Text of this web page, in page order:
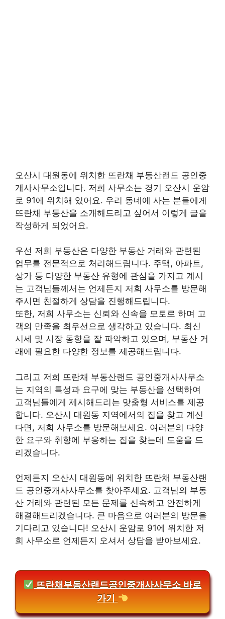
오산시 대원동에 위치한 뜨란채 부동산랜드 공인중
개사사무소입니다. 저희 사무소는 경기 오산시 운암
로 91에 위치해 있어요. 우리 동네에 사는 분들에게
뜨란채 부동산을 소개해드리고 싶어서 이렇게 글을
작성하게 되었어요.
우선 저희 부동산은 다양한 부동산 거래와 관련된
업무를 전문적으로 처리해드립니다. 주택, 아파트,
상가 등 다양한 부동산 유형에 관심을 가지고 계시
는 고객님들께서는 언제든지 저희 사무소를 방문해
주시면 친절하게 상담을 진행해드립니다.
또한, 저희 사무소는 신뢰와 신속을 모토로 하며 고
객의 만족을 최우선으로 생각하고 있습니다. 최신
시세 및 시장 동향을 잘 파악하고 있으며, 부동산 거
래에 필요한 다양한 정보를 제공해드립니다.
그리고 저희 뜨란채 부동산랜드 공인중개사사무소
는 지역의 특성과 요구에 맞는 부동산을 선택하여
고객님들에게 제시해드리는 맞춤형 서비스를 제공
합니다. 오산시 대원동 지역에서의 집을 찾고 계신
다면, 저희 사무소를 방문해보세요. 여러분의 다양
한 요구와 취향에 부응하는 집을 찾는데 도움을 드
리겠습니다.
언제든지 오산시 대원동에 위치한 뜨란채 부동산랜
드 공인중개사사무소를 찾아주세요. 고객님의 부동
산 거래와 관련된 모든 문제를 신속하고 안전하게
해결해드리겠습니다. 큰 마음으로 여러분의 방문을
기다리고 있습니다! 오산시 운암로 91에 위치한 저
희 사무소로 언제든지 오셔서 상담을 받아보세요.
뜨란채부동산랜드공인중개사사무소 바로
가기